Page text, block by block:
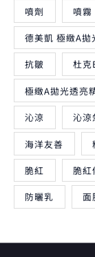
噴劑 噴霧
德美凱 極緻A拋
抗皺 杜克
極緻A拋光透亮
沁涼 沁涼
海洋友善
脆紅 脆紅
防曬乳 面